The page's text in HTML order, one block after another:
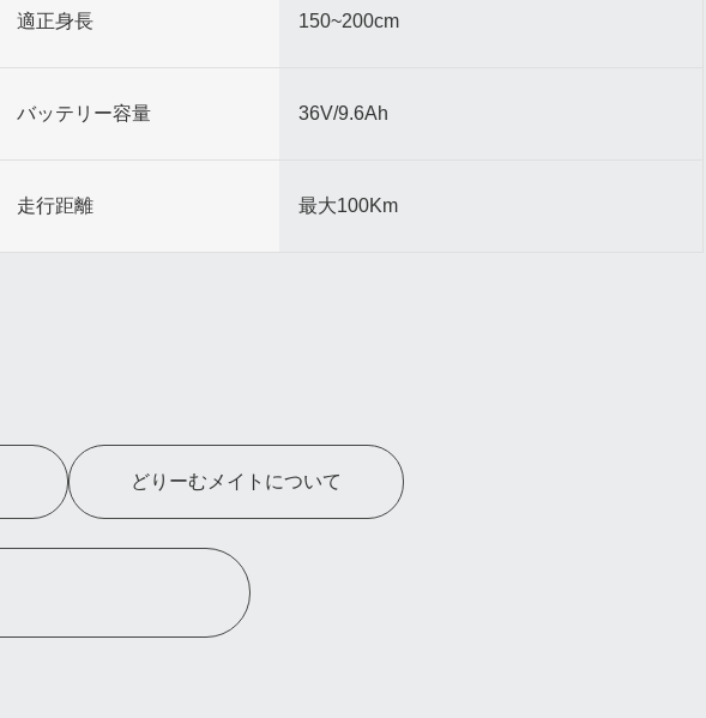
適正身長 150~200cm
バッテリー容量 36V/9.6Ah
走行距離 最大100Km
どりーむメイトについて